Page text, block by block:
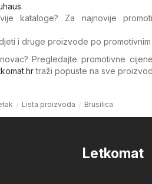
.
kataloge? Za najnovije
i druge proizvode po promotivnim
Pregledajte promotivne
traži popuste na sve
Lista proizvoda Brusilica
Letkomat